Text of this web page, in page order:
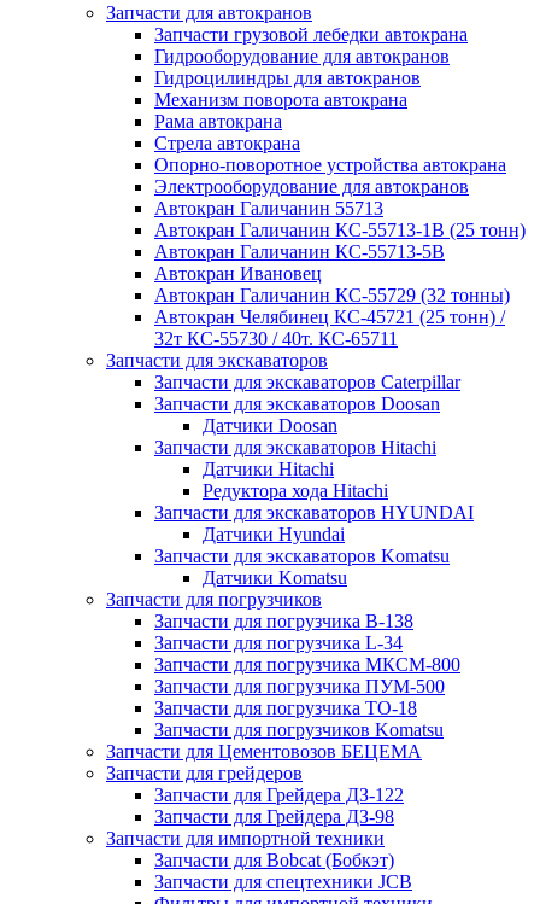
Запчасти для автокранов
Запчасти грузовой лебедки автокрана
Гидрооборудование для автокранов
Гидроцилиндры для автокранов
Механизм поворота автокрана
Рама автокрана
Стрела автокрана
Опорно-поворотное устройства автокрана
Электрооборудование для автокранов
Автокран Галичанин 55713
Автокран Галичанин КС-55713-1В (25 тонн)
Автокран Галичанин КС-55713-5В
Автокран Ивановец
Автокран Галичанин КС-55729 (32 тонны)
Автокран Челябинец КС-45721 (25 тонн) /
32т КС-55730 / 40т. КС-65711
Запчасти для экскаваторов
Запчасти для экскаваторов Caterpillar
Запчасти для экскаваторов Doosan
Датчики Doosan
Запчасти для экскаваторов Hitachi
Датчики Hitachi
Редуктора хода Hitachi
Запчасти для экскаваторов HYUNDAI
Датчики Hyundai
Запчасти для экскаваторов Komatsu
Датчики Komatsu
Запчасти для погрузчиков
Запчасти для погрузчика B-138
Запчасти для погрузчика L-34
Запчасти для погрузчика МКСМ-800
Запчасти для погрузчика ПУМ-500
Запчасти для погрузчика ТО-18
Запчасти для погрузчиков Komatsu
Запчасти для Цементовозов БЕЦЕМА
Запчасти для грейдеров
Запчасти для Грейдера ДЗ-122
Запчасти для Грейдера ДЗ-98
Запчасти для импортной техники
Запчасти для Bobcat (Бобкэт)
Запчасти для спецтехники JCB